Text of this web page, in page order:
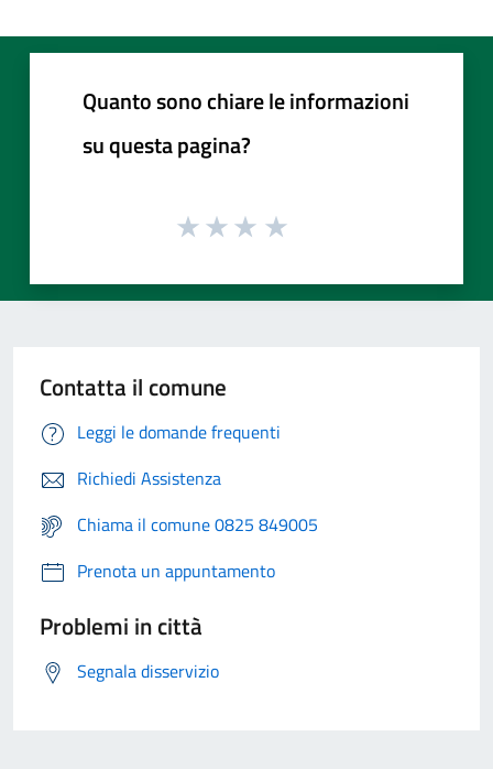
Quanto sono chiare le informazioni
su questa pagina?
Contatta il comune
Leggi le domande frequenti
Richiedi Assistenza
Chiama il comune 0825 849005
Prenota un appuntamento
Problemi in città
Segnala disservizio